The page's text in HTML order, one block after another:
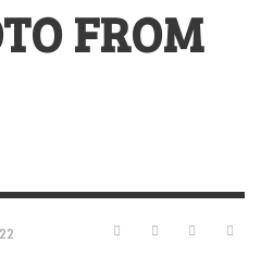
FROM